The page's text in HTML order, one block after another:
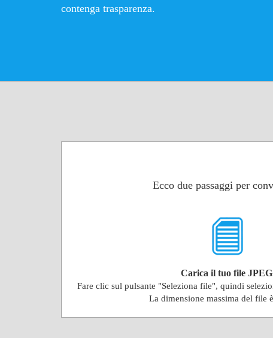
contenga trasparenza.
Ecco due passaggi per
Carica il tuo file
Fare clic sul pulsante "Seleziona file", quindi
La dimensione massima del file